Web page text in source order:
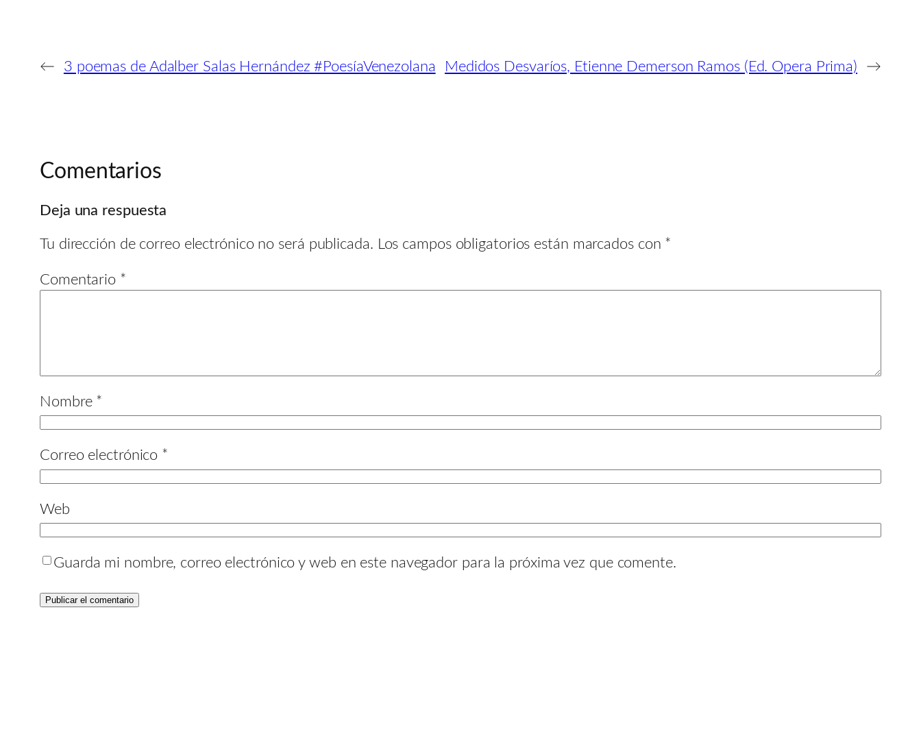
← 3 poemas de Adalber Salas Hernández #PoesíaVenezolana Medidos Desvaríos, Etienne Demerson Ramos (Ed. Opera Prima) →
Comentarios
Deja una respuesta
Tu dirección de correo electrónico no será publicada. Los campos obligatorios están marcados con *
Comentario *
Nombre *
Correo electrónico *
Web
Guarda mi nombre, correo electrónico y web en este navegador para la próxima vez que comente.